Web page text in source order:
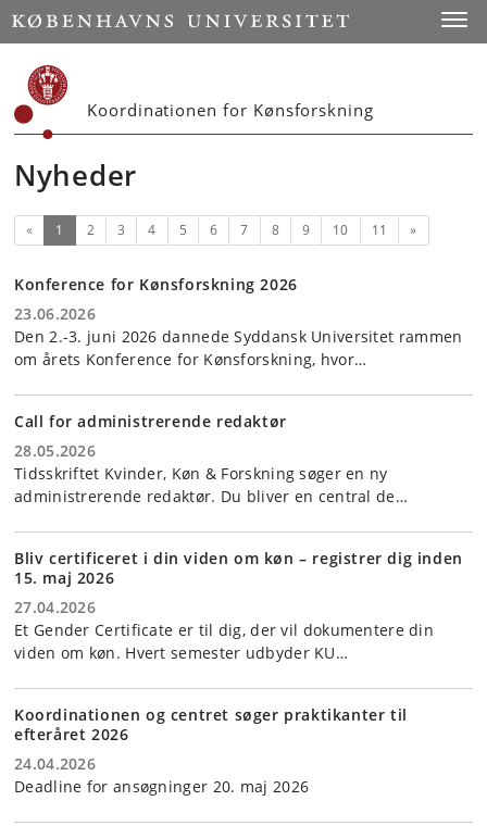
Start
Koordinationen for Kønsforskning
Nyheder
« 1 (nuværende)
2 3 4 5 6 7 8 9 10 11 Næste
»
Konference for Kønsforskning 2026
23.06.2026
Den 2.-3. juni 2026 dannede Syddansk Universitet rammen
om årets Konference for Kønsforskning, hvor…
Call for administrerende redaktør
28.05.2026
Tidsskriftet Kvinder, Køn & Forskning søger en ny
administrerende redaktør. Du bliver en central de…
Bliv certificeret i din viden om køn – registrer dig inden
15. maj 2026
27.04.2026
Et Gender Certificate er til dig, der vil dokumentere din
viden om køn. Hvert semester udbyder KU…
Koordinationen og centret søger praktikanter til
efteråret 2026
24.04.2026
Deadline for ansøgninger 20. maj 2026